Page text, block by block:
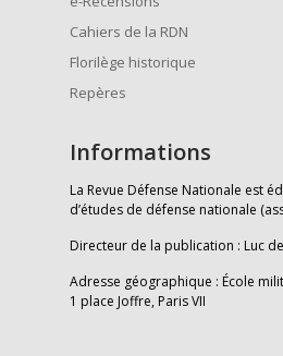
Cahiers de la RDN
Florilège historique
Repères
Informations
La Revue Défense Nationale est
d’études de défense nationale
Directeur de la publication : Luc
Adresse géographique : École
1 place Joffre, Paris VII